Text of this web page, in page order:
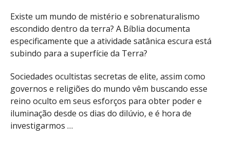
Existe um mundo de mistério e sobrenaturalismo
escondido dentro da terra? A Bíblia documenta
especificamente que a atividade satânica escura está
subindo para a superfície da Terra?
Sociedades ocultistas secretas de elite, assim como
governos e religiões do mundo vêm buscando esse
reino oculto em seus esforços para obter poder e
iluminação desde os dias do dilúvio, e é hora de
investigarmos …